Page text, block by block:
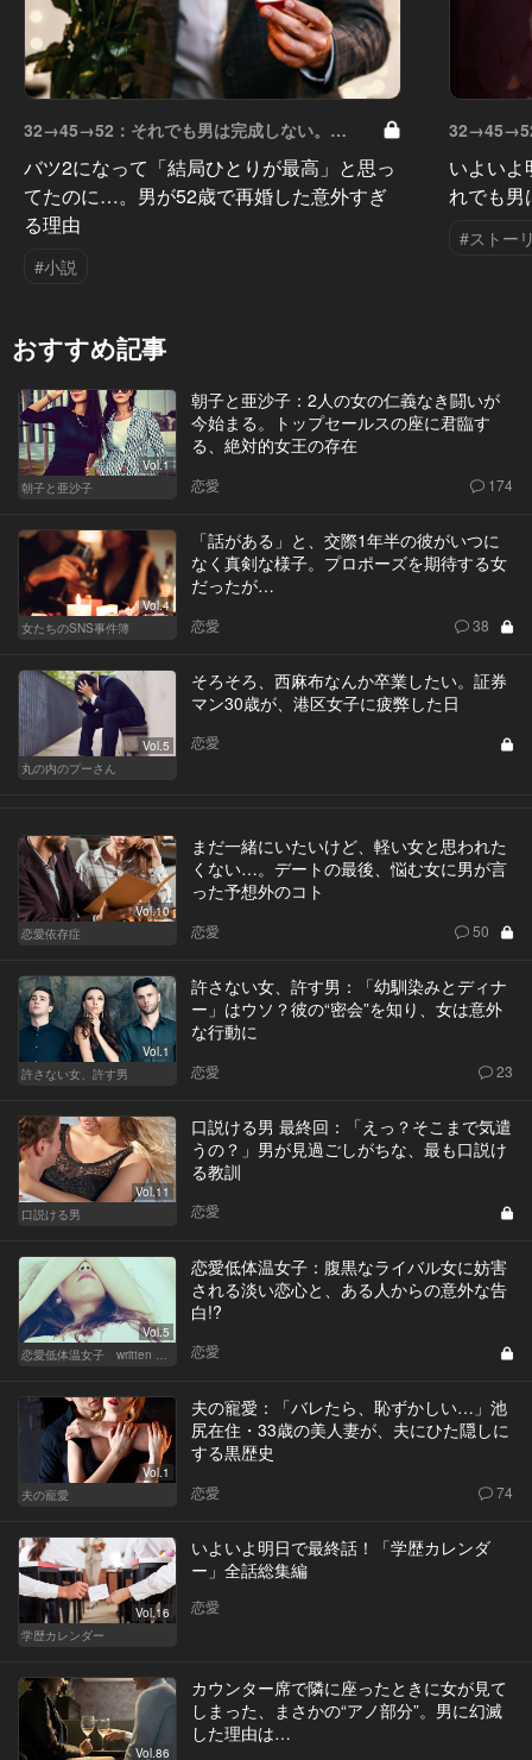
32→45→52：それでも男は完成しない。
バツ2になって「結局ひとりが最高」と思っ
てたのに…。男が52歳で再婚した意外すぎ
る理由
#小説
いよい
れでも男
#ストー
おすすめ記事
Vol.1
朝子と亜沙子
朝子と亜沙子：2人の女の仁義なき闘いが
今始まる。トップセールスの座に君臨す
る、絶対的女王の存在
恋愛 174
Vol.4
女たちのSNS事件簿
「話がある」と、交際1年半の彼がいつに
なく真剣な様子。プロポーズを期待する女
だったが…
恋愛 38
Vol.5
丸の内のプーさん
そろそろ、西麻布なんか卒業したい。証券
マン30歳が、港区女子に疲弊した日
恋愛
Vol.10
恋愛依存症
まだ一緒にいたいけど、軽い女と思われた
くない…。デートの最後、悩む女に男が言
った予想外のコト
恋愛 50
Vol.1
許さない女、許す男
許さない女、許す男：「幼馴染みとディナ
ー」はウソ？彼の“密会”を知り、女は意外
な行動に
恋愛 23
Vol.11
口説ける男
口説ける男 最終回：「えっ？そこまで気遣
うの？」男が見過ごしがちな、最も口説け
る教訓
恋愛
Vol.5
恋愛低体温女子 written by 内埜さくら
恋愛低体温女子：腹黒なライバル女に妨害
される淡い恋心と、ある人からの意外な告
白!?
恋愛
Vol.1
夫の寵愛
夫の寵愛：「バレたら、恥ずかしい…」池
尻在住・33歳の美人妻が、夫にひた隠しに
する黒歴史
恋愛 74
Vol.16
学歴カレンダー
いよいよ明日で最終話！「学歴カレンダ
ー」全話総集編
恋愛
Vol.86
カウンター席で隣に座ったときに女が見て
しまった、まさかの“アノ部分”。男に幻滅
した理由は…